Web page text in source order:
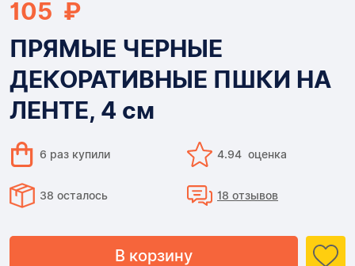
105 ₽
ПРЯМЫЕ ЧЕРНЫЕ
ДЕКОРАТИВНЫЕ ПШКИ НА
ЛЕНТЕ, 4 см
6 раз купили 4.94 оценка
38 осталось 18 отзывов
В корзину